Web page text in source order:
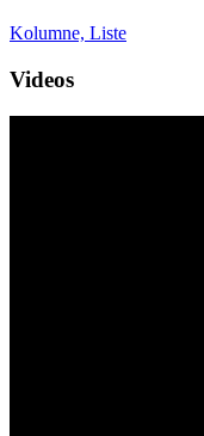
Kolumne, Liste
Videos